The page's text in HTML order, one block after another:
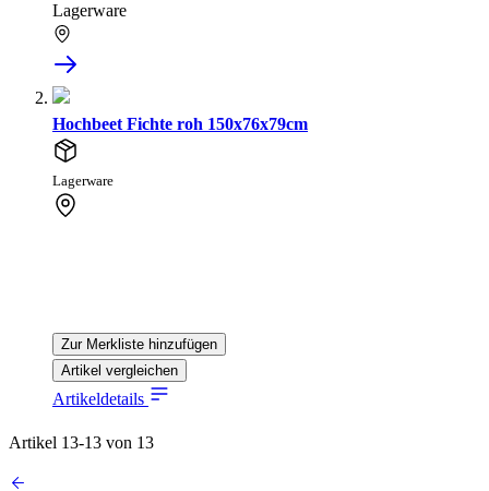
Lagerware
Hochbeet Fichte roh 150x76x79cm
Lagerware
Zur Merkliste hinzufügen
Artikel vergleichen
Artikeldetails
Artikel 13-13 von 13